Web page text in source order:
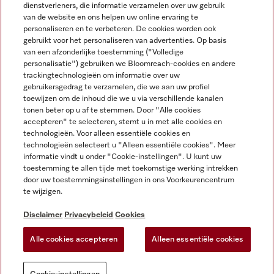
Disclaimer
Algemene voorwaarden en informatie
Privacybeleid
Gebruiksvoorwaarden
Toegankelijkheidsverklaring
Digital Services Act
Cookie-instellingen
Miele op Instagram
Miele op Facebook
Miele op Youtube
dienstverleners, die informatie verzamelen over uw gebruik
van de website en ons helpen uw online ervaring te
personaliseren en te verbeteren. De cookies worden ook
gebruikt voor het personaliseren van advertenties. Op basis
van een afzonderlijke toestemming ("Volledige
personalisatie") gebruiken we Bloomreach-cookies en andere
trackingtechnologieën om informatie over uw
gebruikersgedrag te verzamelen, die we aan uw profiel
toewijzen om de inhoud die we u via verschillende kanalen
tonen beter op u af te stemmen. Door "Alle cookies
accepteren" te selecteren, stemt u in met alle cookies en
technologieën. Voor alleen essentiële cookies en
technologieën selecteert u "Alleen essentiële cookies". Meer
informatie vindt u onder "Cookie-instellingen". U kunt uw
toestemming te allen tijde met toekomstige werking intrekken
door uw toestemmingsinstellingen in ons Voorkeurencentrum
te wijzigen.
Disclaimer Privacybeleid Cookies
Alle cookies accepteren Alleen essentiële cookies